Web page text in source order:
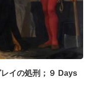
イの処刑；９ Days